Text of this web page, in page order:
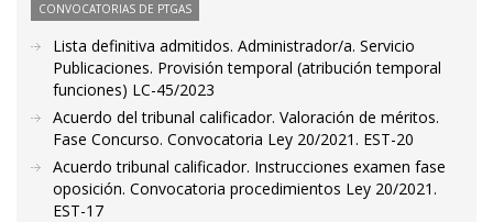
CONVOCATORIAS DE PTGAS
Lista definitiva admitidos. Administrador/a. Servicio
Publicaciones. Provisión temporal (atribución temporal
funciones) LC-45/2023
Acuerdo del tribunal calificador. Valoración de méritos.
Fase Concurso. Convocatoria Ley 20/2021. EST-20
Acuerdo tribunal calificador. Instrucciones examen fase
oposición. Convocatoria procedimientos Ley 20/2021.
EST-17